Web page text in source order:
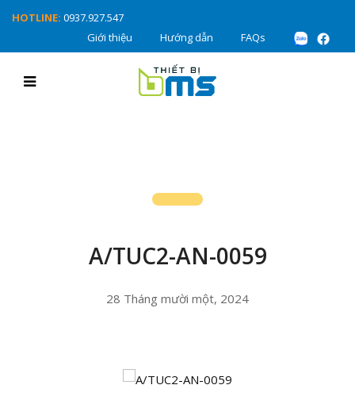
HOTLINE: 0937.927.547
Giới thiệu
Hướng dẫn FAQs
A/TUC2-AN-0059
28 Tháng mười một, 2024